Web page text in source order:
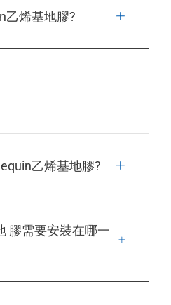
乙烯基地膠?
乙烯基地膠?
膠需要安裝在哪一